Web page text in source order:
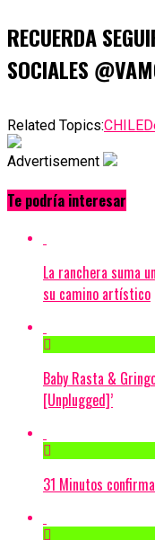
RECUERDA
SOCIALES
Related Topics:CHILE
Advertisement
Te podría interesar
La ranchera suma
su camino artístico
Baby Rasta &
[Unplugged]’
31 Minutos